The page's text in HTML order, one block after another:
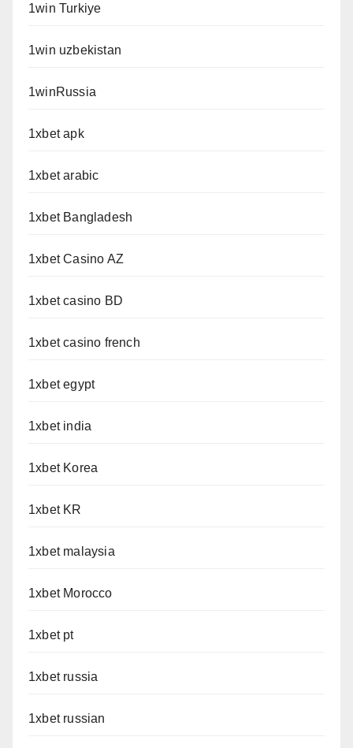
1win Turkiye
1win uzbekistan
1winRussia
1xbet apk
1xbet arabic
1xbet Bangladesh
1xbet Casino AZ
1xbet casino BD
1xbet casino french
1xbet egypt
1xbet india
1xbet Korea
1xbet KR
1xbet malaysia
1xbet Morocco
1xbet pt
1xbet russia
1xbet russian